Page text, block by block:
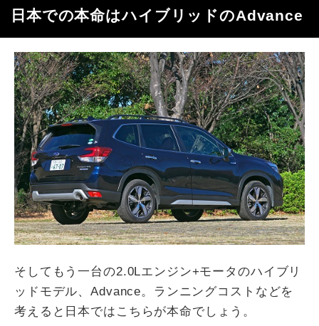
日本での本命はハイブリッドのAdvance
そしてもう一台の2.0Lエンジン+モータのハイブリ
ッドモデル、Advance。ランニングコストなどを
考えると日本ではこちらが本命でしょう。